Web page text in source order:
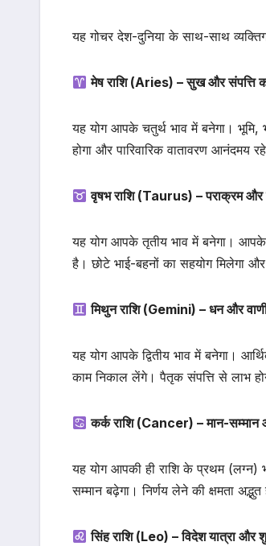
यह गोचर देश-दुनिया के साथ-साथ
मेष राशि (Aries) – सुख और संपत्ति
यह योग आपके चतुर्थ भाव में बनेगा। भूमि,
होगा और पारिवारिक वातावरण आनंदमय
वृषभ राशि (Taurus) – पराक्रम और
यह योग आपके तृतीय भाव में बनेगा। आपके
है। छोटे भाई-बहनों का सहयोग मिलेगा और
मिथुन राशि (Gemini) – धन और
यह योग आपके द्वितीय भाव में बनेगा।
काम निकाल लेंगे। पैतृक संपत्ति से लाभ
कर्क राशि (Cancer) – मान-सम्मान
यह योग आपकी ही राशि के प्रथम (लग्न)
सम्मान बढ़ेगा। निर्णय लेने की क्षमता
सिंह राशि (Leo) – विदेश यात्रा और